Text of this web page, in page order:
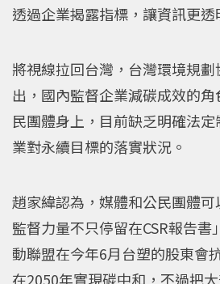
透過企業揭露指標，讓資訊更透
將視線拉回台灣，台灣環境規
出，國內監督企業減碳成效的
民團體身上，目前缺乏明確法
業對永續目標的落實狀況。
趙家緯認為，媒體和公民團體
監督力量不只停留在CSR報告
動聯盟在今年6月台塑的股東會
在2050年實現碳中和，不過把